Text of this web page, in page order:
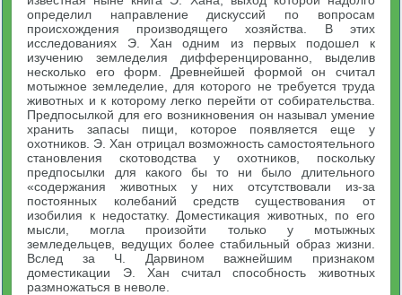
определил направление дискуссий по вопросам
происхождения производящего хозяйства. В этих
исследованиях Э. Хан одним из первых подошел к
изучению земледелия дифференцированно, выделив
несколько его форм. Древнейшей формой он считал
мотыжное земледелие, для которого не требуется труда
животных и к которому легко перейти от собирательства.
Предпосылкой для его возникновения он называл умение
хранить запасы пищи, которое появляется еще у
охотников. Э. Хан отрицал возможность самостоятельного
становления скотоводства у охотников, поскольку
предпосылки для какого бы то ни было длительного
«содержания животных у них отсутствовали из-за
постоянных колебаний средств существования от
изобилия к недостатку. Доместикация животных, по его
мысли, могла произойти только у мотыжных
земледельцев, ведущих более стабильный образ жизни.
Вслед за Ч. Дарвином важнейшим признаком
доместикации Э. Хан считал способность животных
размножаться в неволе.